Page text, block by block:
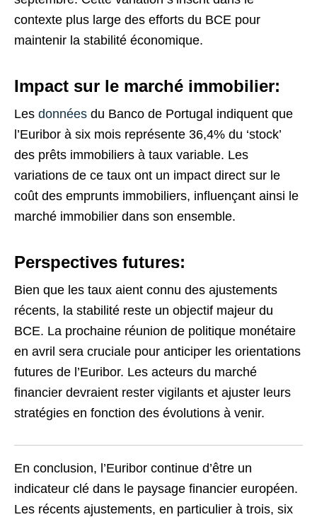
contexte plus large des efforts du BCE pour
maintenir la stabilité économique.
Impact sur le marché immobilier:
Les données du Banco de Portugal indiquent que
l’Euribor à six mois représente 36,4% du ‘stock’
des prêts immobiliers à taux variable. Les
variations de ce taux ont un impact direct sur le
coût des emprunts immobiliers, influençant ainsi le
marché immobilier dans son ensemble.
Perspectives futures:
Bien que les taux aient connu des ajustements
récents, la stabilité reste un objectif majeur du
BCE. La prochaine réunion de politique monétaire
en avril sera cruciale pour anticiper les orientations
futures de l’Euribor. Les acteurs du marché
financier devraient rester vigilants et ajuster leurs
stratégies en fonction des évolutions à venir.
En conclusion, l’Euribor continue d’être un
indicateur clé dans le paysage financier européen.
Les récents ajustements, en particulier à trois, six